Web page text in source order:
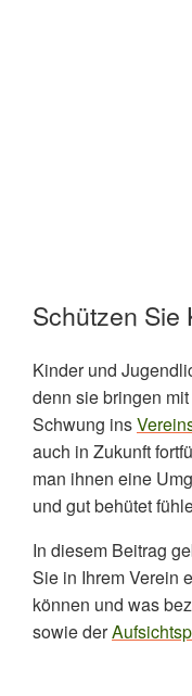
Schützen Sie
Kinder und
denn sie bringen
Schwung ins
auch in Zukunft
man ihnen eine
und gut behütet
In diesem Beitrag
Sie in Ihrem Verein
können und was
sowie der